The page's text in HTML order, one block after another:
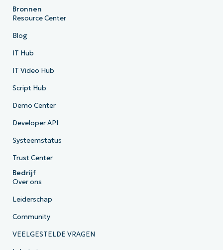
Bronnen
Resource Center
Blog
IT Hub
IT Video Hub
Script Hub
Demo Center
Developer API
Systeemstatus
Trust Center
Bedrijf
Over ons
Leiderschap
Community
VEELGESTELDE VRAGEN